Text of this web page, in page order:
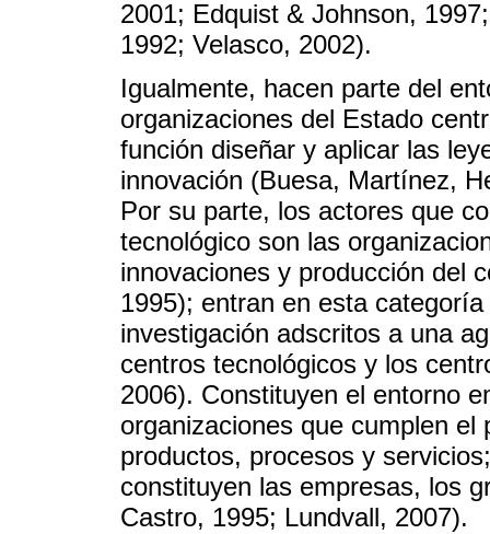
2001; Edquist & Johnson,
1992; Velasco, 2002).
Igualmente, hacen parte del
organizaciones del Estado
función diseñar y aplicar las
innovación (Buesa, Martínez,
Por su parte, los actores que
tecnológico son las
innovaciones y producción del
1995); entran en esta
investigación adscritos a una
centros tecnológicos y los
2006). Constituyen el entorno
organizaciones que cumplen
productos, procesos y
constituyen las empresas, los
Castro, 1995; Lundvall, 2007).